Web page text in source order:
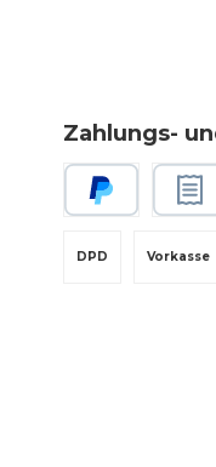
Zahlungs-
Vorkasse
DPD